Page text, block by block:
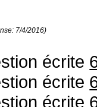
7/4/2016)
écrite
écrite
écrite